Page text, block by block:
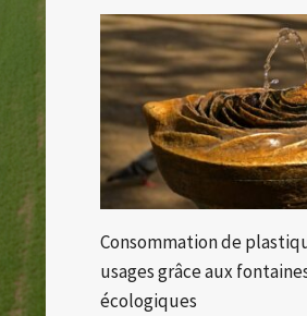
Consommation de
usages grâce aux
écologiques